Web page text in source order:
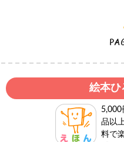
絵本ひ
5,000
品以
料で